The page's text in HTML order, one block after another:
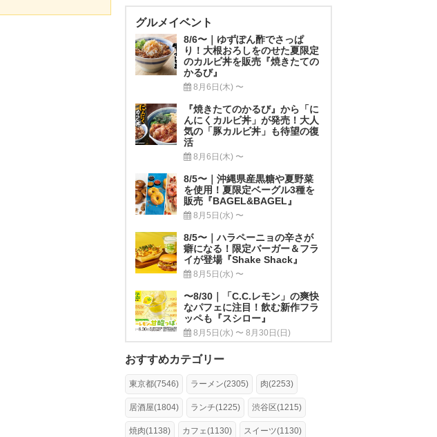
グルメイベント
8/6〜｜ゆずぽん酢でさっぱ
り！大根おろしをのせた夏限定
のカルビ丼を販売『焼きたての
かるび』
8月6日(木) 〜
『焼きたてのかるび』から「に
んにくカルビ丼」が発売！大人
気の「豚カルビ丼」も待望の復
活
8月6日(木) 〜
8/5〜｜沖縄県産黒糖や夏野菜
を使用！夏限定ベーグル3種を
販売『BAGEL&BAGEL』
8月5日(水) 〜
8/5〜｜ハラペーニョの辛さが
癖になる！限定バーガー＆フラ
イが登場『Shake Shack』
8月5日(水) 〜
〜8/30｜「C.C.レモン」の爽快
なパフェに注目！飲む新作フラ
ッペも『スシロー』
8月5日(水) 〜 8月30日(日)
おすすめカテゴリー
東京都(7546) ラーメン(2305) 肉(2253)
居酒屋(1804) ランチ(1225) 渋谷区(1215)
焼肉(1138) カフェ(1130) スイーツ(1130)